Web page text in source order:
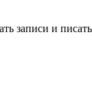
записи и